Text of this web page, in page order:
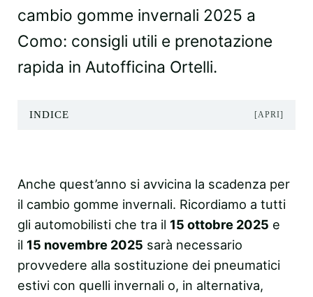
cambio gomme invernali 2025 a
Como: consigli utili e prenotazione
rapida in Autofficina Ortelli.
INDICE [APRI]
Anche quest’anno si avvicina la scadenza per
il cambio gomme invernali. Ricordiamo a tutti
gli automobilisti che tra il 15 ottobre 2025 e
il 15 novembre 2025 sarà necessario
provvedere alla sostituzione dei pneumatici
estivi con quelli invernali o, in alternativa,